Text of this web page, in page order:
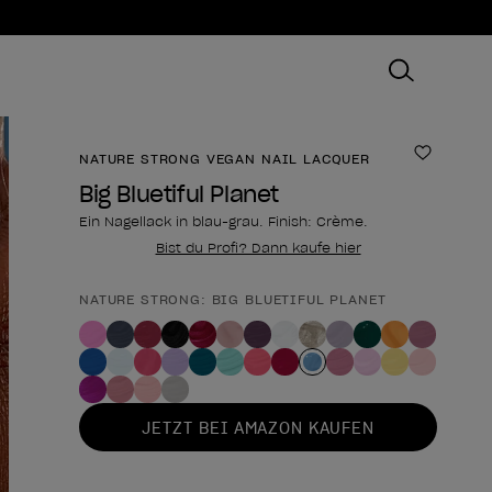
NATURE STRONG VEGAN NAIL LACQUER Zur
Big Bluetiful Planet
Ein Nagellack in blau-grau. Finish: Crème.
Bist du Profi? Dann kaufe hier
Form des Produkts
NATURE STRONG: BIG BLUETIFUL PLANET
JETZT BEI AMAZON KAUFEN